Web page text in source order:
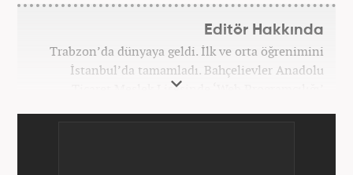
Editör Hakkında
Trabzon’da dünyaya geldi. İlk ve orta öğrenimini
İstanbul’da tamamladı. Bahçelievler Anadolu
Ticaret Meslek Lisesinde ‘Web Programcılığı’